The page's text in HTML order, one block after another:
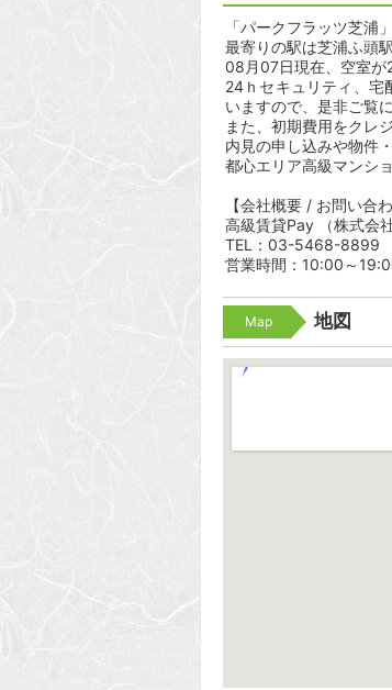
「パークフラッツ芝浦
最寄りの駅は芝浦ふ頭
08月07日現在、空室が
24ｈセキュリティ、宅
いますので、是非ご覧
また、初期費用をクレ
内見の申し込みや物件
都心エリア高級マンシ
【会社概要 / お問い合わ
高級賃貸Pay （株式会
TEL：03-5468-8899
営業時間：10:00～
Map 地図